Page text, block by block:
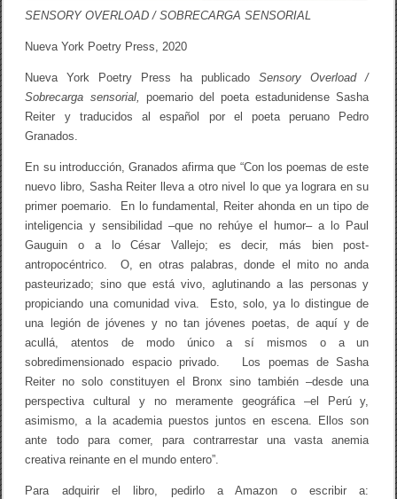
E
E
N
D
I
N
B
I
I
N
Ü
E
SENSORY OVERLOAD / SOBRECARGA SENSORIAL
Nueva York Poetry Press, 2020
Nueva York Poetry Press ha publicadoSensory Overload /
Sobrecarga sensorial, poemario del poeta estadunidense Sasha
Reiter y traducidos al español por el poeta peruano Pedro
Granados.
En su introducción, Granados afirma que “Con los poemas de este
nuevo libro, Sasha Reiter lleva a otro nivel lo que ya lograra en su
primer poemario. En lo fundamental, Reiter ahonda en un tipo de
inteligencia y sensibilidad –que no rehúye el humor– a lo Paul
Gauguin o a lo César Vallejo; es decir, más bien post-
antropocéntrico. O, en otras palabras, donde el mito no anda
pasteurizado; sino que está vivo, aglutinando a las personas y
propiciando una comunidad viva. Esto, solo, ya lo distingue de
una legión de jóvenes y no tan jóvenes poetas, de aquí y de
acullá, atentos de modo único a sí mismos o a un
sobredimensionado espacio privado. Los poemas de Sasha
Reiter no solo constituyen el Bronx sino también –desde una
perspectiva cultural y no meramente geográfica –el Perú y,
asimismo, a la academia puestos juntos en escena. Ellos son
ante todo para comer, para contrarrestar una vasta anemia
creativa reinante en el mundo entero”.
Para adquirir el libro, pedirlo a Amazon o escribir a: